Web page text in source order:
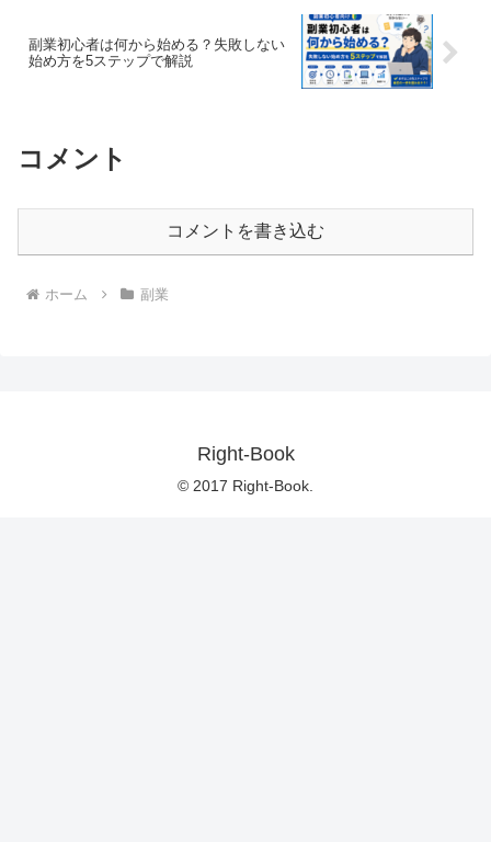
副業初心者は何から始める？失敗しない
始め方を5ステップで解説
コメント
コメントを書き込む
ホーム 副業
Right-Book
© 2017 Right-Book.